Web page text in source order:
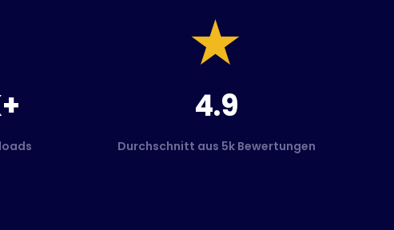
4.9
Durchschnitt aus 5k Bewertungen